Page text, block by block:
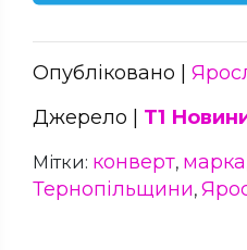
Опубліковано |
Джерело | Т1
Мітки: конверт, марка
Тернопільщини,